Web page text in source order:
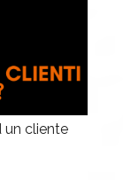
un cliente